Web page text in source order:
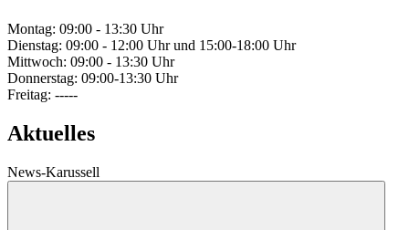
Montag: 09:00 - 13:30 Uhr
Dienstag: 09:00 - 12:00 Uhr und 15:00-18:00 Uhr
Mittwoch: 09:00 - 13:30 Uhr
Donnerstag: 09:00-13:30 Uhr
Freitag: -----
Aktuelles
News-Karussell